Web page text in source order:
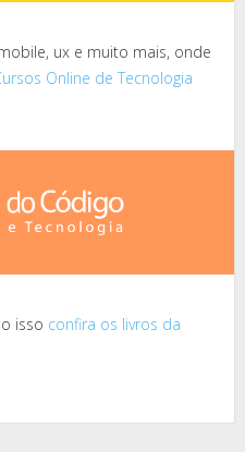
ux e muito mais, onde
Online de Tecnologia
isso confira os livros da